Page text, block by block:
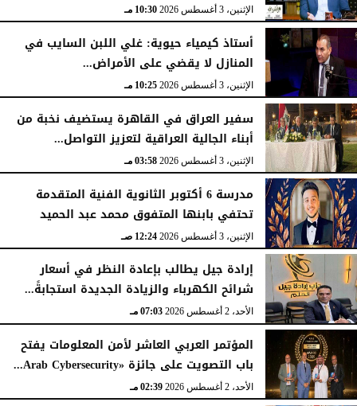
الإثنين، 3 أغسطس 2026 10:30 مـ
أستاذ كيمياء حيوية: غلي اللبن السايب في
المنازل لا يقضي على الأمراض...
الإثنين، 3 أغسطس 2026 10:25 مـ
سفير العراق في القاهرة يستضيف نخبة من
أبناء الجالية العراقية لتعزيز التواصل...
الإثنين، 3 أغسطس 2026 03:58 مـ
مدرسة 6 أكتوبر الثانوية الفنية المتقدمة
تحتفي بابنها المتفوق محمد عبد الحميد
الإثنين، 3 أغسطس 2026 12:24 صـ
إرادة جيل يطالب بإعادة النظر في أسعار
شرائح الكهرباء والزيادة الجديدة استجابةً...
الأحد، 2 أغسطس 2026 07:03 مـ
المؤتمر العربي العاشر لأمن المعلومات يفتح
باب التصويت على جائزة «Arab Cybersecurity...
الأحد، 2 أغسطس 2026 02:39 مـ